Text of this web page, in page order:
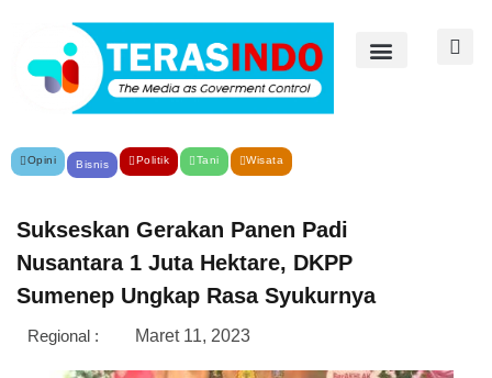
Opini Bisnis Politik Tani Wisata
Sukseskan Gerakan Panen Padi
Nusantara 1 Juta Hektare, DKPP
Sumenep Ungkap Rasa Syukurnya
Regional : Maret 11, 2023